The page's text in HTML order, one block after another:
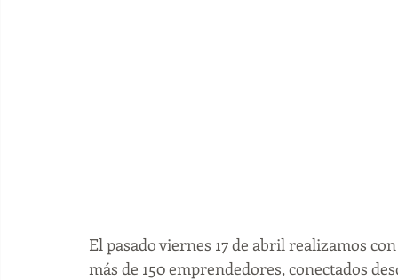
El pasado viernes 17 de abril realizamos
más de 150 emprendedores, conectados